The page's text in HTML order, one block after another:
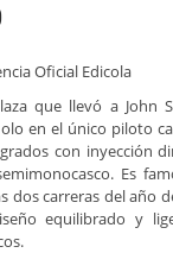
Oficial Edicola
que llevó a John
en el único piloto
con inyección
Es
dos carreras del año
equilibrado y